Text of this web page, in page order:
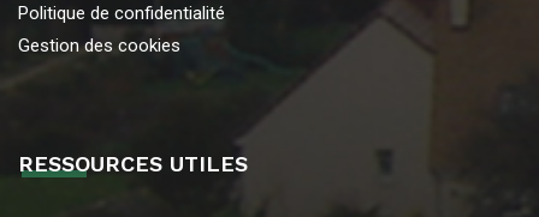
Politique de confidentialité
Gestion des cookies
RESSOURCES UTILES